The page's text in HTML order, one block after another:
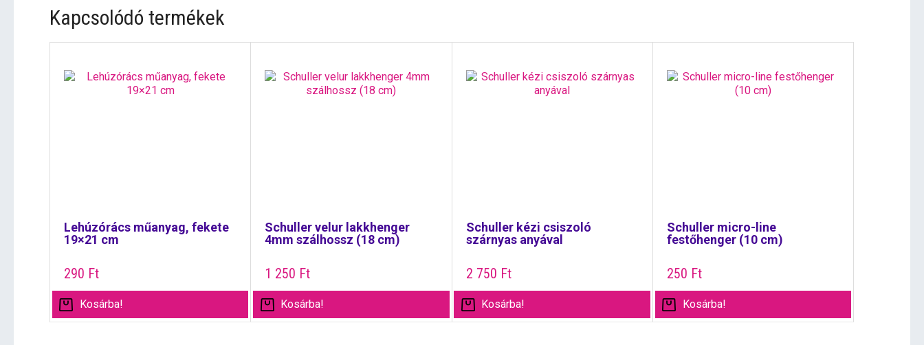
Kapcsolódó termékek
Lehúzórács műanyag, fekete
19×21 cm
290 Ft
Kosárba!
Schuller velur lakkhenger
4mm szálhossz (18 cm)
1 250 Ft
Kosárba!
Schuller kézi csiszoló
szárnyas anyával
2 750 Ft
Kosárba!
Schuller micro-line
festőhenger (10 cm)
250 Ft
Kosárba!